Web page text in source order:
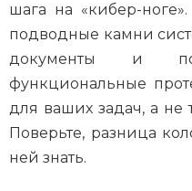
шага на «кибер-
подводные камни
документы и
функциональные
для ваших задач, а не
Поверьте, разница
ней знать.